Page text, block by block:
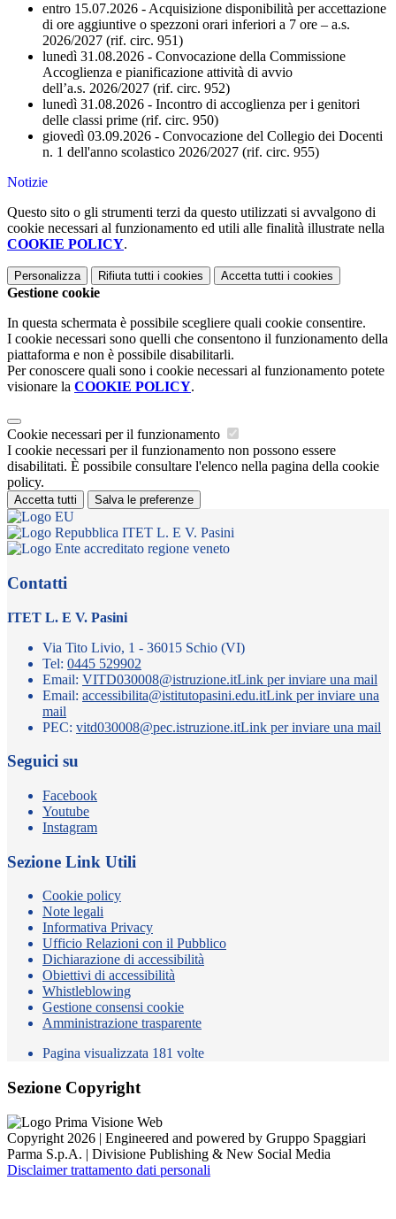
entro 15.07.2026 - Acquisizione disponibilità per accettazione
di ore aggiuntive o spezzoni orari inferiori a 7 ore – a.s.
2026/2027 (rif. circ. 951)
lunedì 31.08.2026 - Convocazione della Commissione
Accoglienza e pianificazione attività di avvio
dell’a.s. 2026/2027 (rif. circ. 952)
lunedì 31.08.2026 - Incontro di accoglienza per i genitori
delle classi prime (rif. circ. 950)
giovedì 03.09.2026 - Convocazione del Collegio dei Docenti
n. 1 dell'anno scolastico 2026/2027 (rif. circ. 955)
Notizie
Questo sito o gli strumenti terzi da questo utilizzati si avvalgono di
cookie necessari al funzionamento ed utili alle finalità illustrate nella
COOKIE POLICY.
Personalizza Rifiuta tutti i cookies Accetta tutti i cookies
Gestione cookie
In questa schermata è possibile scegliere quali cookie consentire.
I cookie necessari sono quelli che consentono il funzionamento della
piattaforma e non è possibile disabilitarli.
Per conoscere quali sono i cookie necessari al funzionamento potete
visionare la COOKIE POLICY.
Cookie necessari per il funzionamento
I cookie necessari per il funzionamento non possono essere
disabilitati. È possibile consultare l'elenco nella pagina della cookie
policy.
Accetta tutti Salva le preferenze
ITET L. E V. Pasini
Contatti
ITET L. E V. Pasini
Via Tito Livio, 1 - 36015 Schio (VI)
Tel: 0445 529902
Email: VITD030008@istruzione.itLink per inviare una mail
Email: accessibilita@istitutopasini.edu.itLink per inviare una
mail
PEC: vitd030008@pec.istruzione.itLink per inviare una mail
Seguici su
Facebook
Youtube
Instagram
Sezione Link Utili
Cookie policy
Note legali
Informativa Privacy
Ufficio Relazioni con il Pubblico
Dichiarazione di accessibilità
Obiettivi di accessibilità
Whistleblowing
Gestione consensi cookie
Amministrazione trasparente
Pagina visualizzata 181 volte
Sezione Copyright
Copyright 2026 | Engineered and powered by Gruppo Spaggiari
Parma S.p.A. | Divisione Publishing & New Social Media
Disclaimer trattamento dati personali